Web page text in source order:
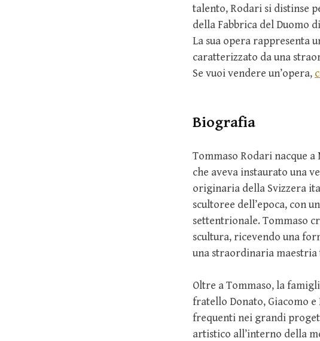
talento, Rodari si distinse
della Fabbrica del Duomo
La sua opera rappresenta
caratterizzato da una
Se vuoi vendere un’opera,
Biografia
Tommaso Rodari nacque
che aveva instaurato una
originaria della Svizzera
scultoree dell’epoca, con
settentrionale. Tommaso
scultura, ricevendo una
una straordinaria maestria
Oltre a Tommaso, la
fratello Donato, Giacomo
frequenti nei grandi
artistico all’interno della